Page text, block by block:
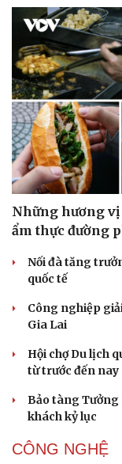
Văn hóa
Sân khấu - Điện ảnh
Văn học
Âm nhạc
Những hương
ẩm thực đường
Nối đà tăng
quốc tế
Công nghiệp
Gia Lai
Hội chợ Du lịch
từ trước đến nay
Bảo tàng Tưởng
khách kỷ lục
CÔNG NGHỆ